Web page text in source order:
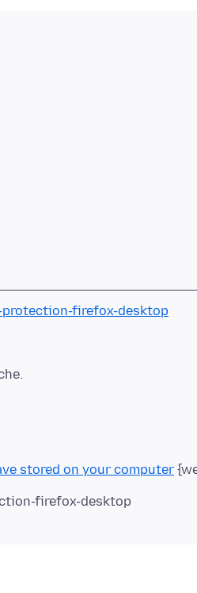
firefox-desktop
stored on your computer
firefox-desktop